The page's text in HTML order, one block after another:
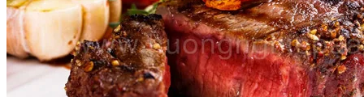
Tiếng Anh Chuyên Ngành Pha Chế
Học Làm Kem
Học Pha Chế Trà Sữa
Chuyên Đề Pha Chế
Video Dạy Pha Chế
Làm Bánh